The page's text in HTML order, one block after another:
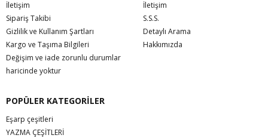
İletişim
Sipariş Takibi
Gizlilik ve Kullanım Şartları
Kargo ve Taşıma Bilgileri
Değişim ve iade zorunlu durumlar
haricinde yoktur
İletişim
S.S.S.
Detaylı Arama
Hakkımızda
POPÜLER KATEGORİLER
Eşarp çeşitleri
YAZMA ÇEŞİTLERİ